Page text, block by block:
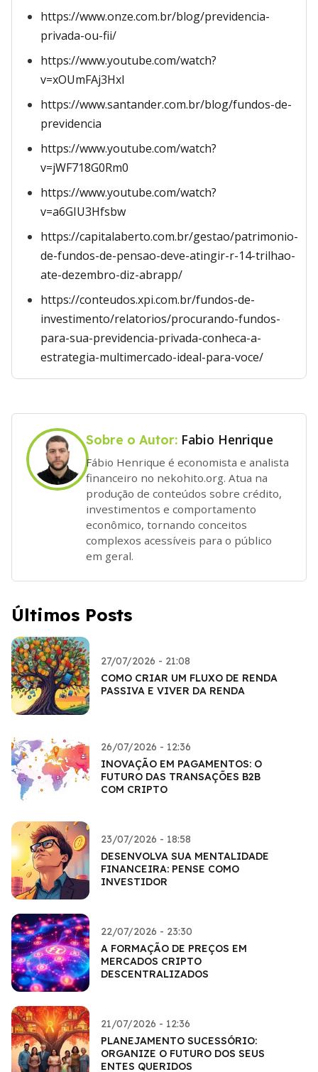
https://www.onze.com.br/blog/previdencia-
privada-ou-fii/
https://www.youtube.com/watch?
v=xOUmFAj3HxI
https://www.santander.com.br/blog/fundos-de-
previdencia
https://www.youtube.com/watch?
v=jWF718G0Rm0
https://www.youtube.com/watch?
v=a6GIU3Hfsbw
https://capitalaberto.com.br/gestao/patrimonio-
de-fundos-de-pensao-deve-atingir-r-14-trilhao-
ate-dezembro-diz-abrapp/
https://conteudos.xpi.com.br/fundos-de-
investimento/relatorios/procurando-fundos-
para-sua-previdencia-privada-conheca-a-
estrategia-multimercado-ideal-para-voce/
Sobre o Autor: Fabio Henrique
Fábio Henrique é economista e analista
financeiro no nekohito.org. Atua na
produção de conteúdos sobre crédito,
investimentos e comportamento
econômico, tornando conceitos
complexos acessíveis para o público
em geral.
Últimos Posts
27/07/2026 - 21:08
COMO CRIAR UM FLUXO DE RENDA
PASSIVA E VIVER DA RENDA
26/07/2026 - 12:36
INOVAÇÃO EM PAGAMENTOS: O
FUTURO DAS TRANSAÇÕES B2B
COM CRIPTO
23/07/2026 - 18:58
DESENVOLVA SUA MENTALIDADE
FINANCEIRA: PENSE COMO
INVESTIDOR
22/07/2026 - 23:30
A FORMAÇÃO DE PREÇOS EM
MERCADOS CRIPTO
DESCENTRALIZADOS
21/07/2026 - 12:36
PLANEJAMENTO SUCESSÓRIO:
ORGANIZE O FUTURO DOS SEUS
ENTES QUERIDOS